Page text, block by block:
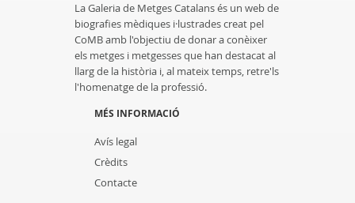
La Galeria de Metges Catalans és un web de
biografies mèdiques i·lustrades creat pel
CoMB amb l'objectiu de donar a conèixer
els metges i metgesses que han destacat al
llarg de la història i, al mateix temps, retre'ls
l'homenatge de la professió.
MÉS INFORMACIÓ
Avís legal
Crèdits
Contacte